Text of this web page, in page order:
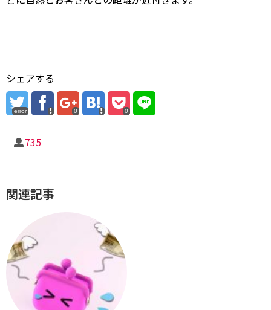
シェアする
error 0 0
735
関連記事